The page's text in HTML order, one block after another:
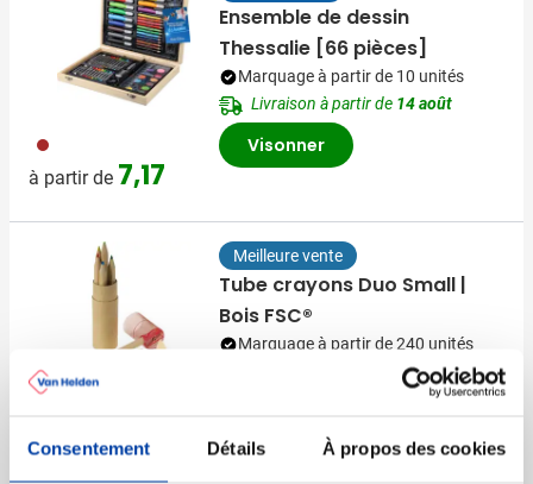
Consentement Détails À propos des cookies
011
à partir de 7,17
Ensemble de dessin
Thessalie [66 pièces]
Marquage à partir de 10 unités
Livraison à partir de 14 août
Visonner
à partir de 0,28
Meilleure vente
Tube crayons Duo Small |
Bois FSC®
Marquage à partir de 240 unités
14 août